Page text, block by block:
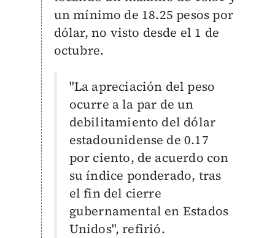
un mínimo de 18.25 pesos por
dólar, no visto desde el 1 de
octubre.
"La apreciación del peso
ocurre a la par de un
debilitamiento del dólar
estadounidense de 0.17
por ciento, de acuerdo con
su índice ponderado, tras
el fin del cierre
gubernamental en Estados
Unidos", refirió.